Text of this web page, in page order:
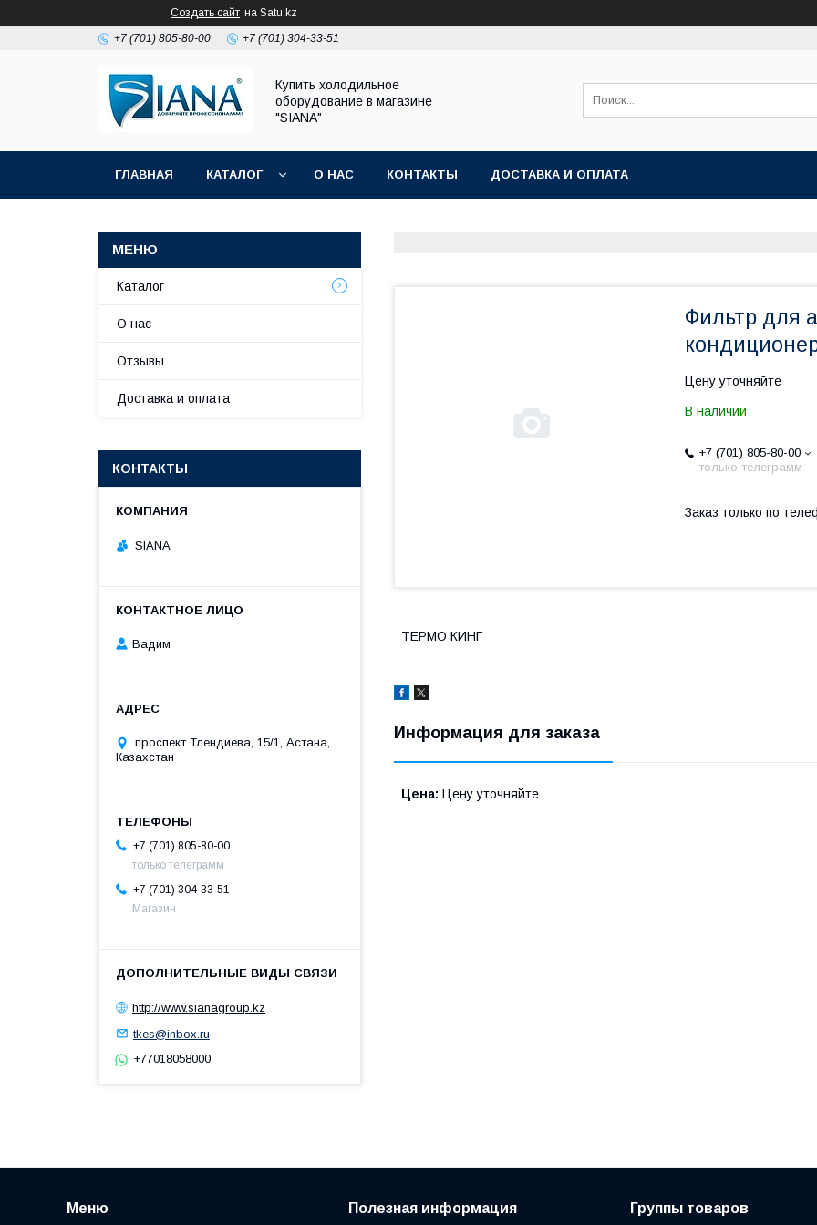
Создать сайт на Satu.kz
+7 (701) 805-80-00 +7 (701) 304-33-51
Купить холодильное
оборудование в магазине
"SIANA"
ГЛАВНАЯ КАТАЛОГ О НАС КОНТАКТЫ ДОСТАВКА И ОПЛАТА
Фильтр для
Цену уточняйте
В наличии
+7 (701) 805-80-00
только телеграмм
Заказ только по
ТЕРМО КИНГ
Информация для заказа
Цена: Цену уточняйте
Каталог
О нас
Отзывы
Доставка и оплата
КОНТАКТЫ
SIANA
Вадим
проспект Тлендиева, 15/1, Астана,
Казахстан
+7 (701) 805-80-00
только телеграмм
+7 (701) 304-33-51
Магазин
http://www.sianagroup.kz
tkes@inbox.ru
+77018058000
Меню Полезная информация Группы товаров